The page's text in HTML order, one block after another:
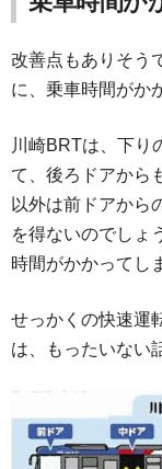
改善点もありそう
に、乗車時間がか
川崎BRTは、下り
て、後ろドアから
以外は前ドアから
を得ないのでしょ
時間がかかってし
せっかくの快速運
は、もったいない